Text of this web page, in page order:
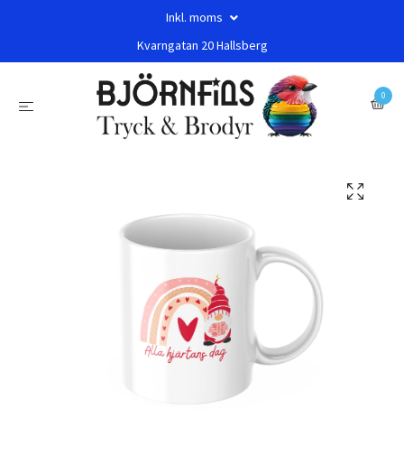
Inkl. moms
Kvarngatan 20 Hallsberg
0